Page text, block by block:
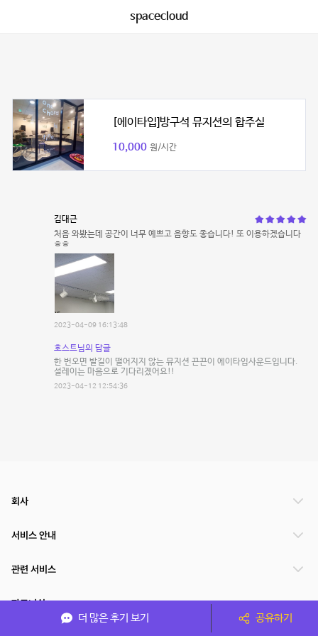
spacecloud
[에이타입]방구석 뮤지션의 합주실
10,000 원/시간
김대근
처음 와봤는데 공간이 너무 예쁘고 음향도 좋습니다! 또 이용하겠습니다
ㅎㅎ
2023-04-09 16:13:48
호스트님의 답글
한 번오면 발길이 떨어지지 않는 뮤지션 끈끈이 에이타입사운드입니다.
설레이는 마음으로 기다리겠어요!!
2023-04-12 12:54:36
더 많은 후기 보기 공유하기
회사
서비스 안내
관련 서비스
파트너쉽